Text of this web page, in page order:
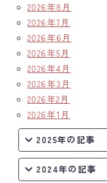
案内
例会場・事務局の案内
リンク集
情報公開
入会のご案内
2026年8月
2026年7月
2026年6月
2026年5月
2026年4月
2026年3月
2026年2月
2026年1月
2025年の記事
2024年の記事